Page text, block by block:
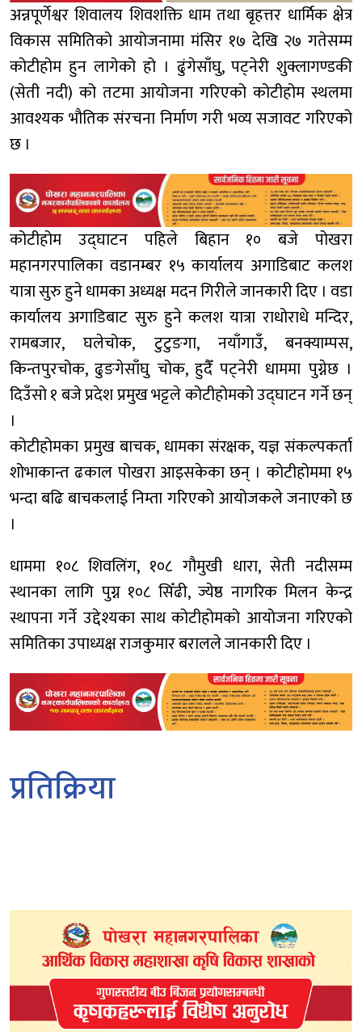
अन्नपूर्णेश्वर शिवालय शिवशक्ति धाम तथा बृहत्तर धार्मिक क्षेत्र
विकास समितिको आयोजनामा मंसिर १७ देखि २७ गतेसम्म
कोटीहोम हुन लागेको हो । ढुंगेसाँघु, पट्नेरी शुक्लागण्डकी
(सेती नदी) को तटमा आयोजना गरिएको कोटीहोम स्थलमा
आवश्यक भौतिक संरचना निर्माण गरी भव्य सजावट गरिएको
छ ।
कोटीहोम उद्घाटन पहिले बिहान १० बजे पोखरा
महानगरपालिका वडानम्बर १५ कार्यालय अगाडिबाट कलश
यात्रा सुरु हुने धामका अध्यक्ष मदन गिरीले जानकारी दिए । वडा
कार्यालय अगाडिबाट सुरु हुने कलश यात्रा राधोराधे मन्दिर,
रामबजार, घलेचोक, टुटुङगा, नयाँगाउँ, बनक्याम्पस,
किन्तपुरचोक, ढुङगेसाँघु चोक, हुदैँ पट्नेरी धाममा पुग्नेछ ।
दिउँसो १ बजे प्रदेश प्रमुख भट्टले कोटीहोमको उद्घाटन गर्ने छन्
।
कोटीहोमका प्रमुख बाचक, धामका संरक्षक, यज्ञ संकल्पकर्ता
शोभाकान्त ढकाल पोखरा आइसकेका छन् । कोटीहोममा १५
भन्दा बढि बाचकलाई निम्ता गरिएको आयोजकले जनाएको छ
।
धाममा १०८ शिवलिंग, १०८ गौमुखी धारा, सेती नदीसम्म
स्थानका लागि पुग्न १०८ सिँढी, ज्येष्ठ नागरिक मिलन केन्द्र
स्थापना गर्ने उद्देश्यका साथ कोटीहोमको आयोजना गरिएको
समितिका उपाध्यक्ष राजकुमार बरालले जानकारी दिए ।
प्रतिक्रिया